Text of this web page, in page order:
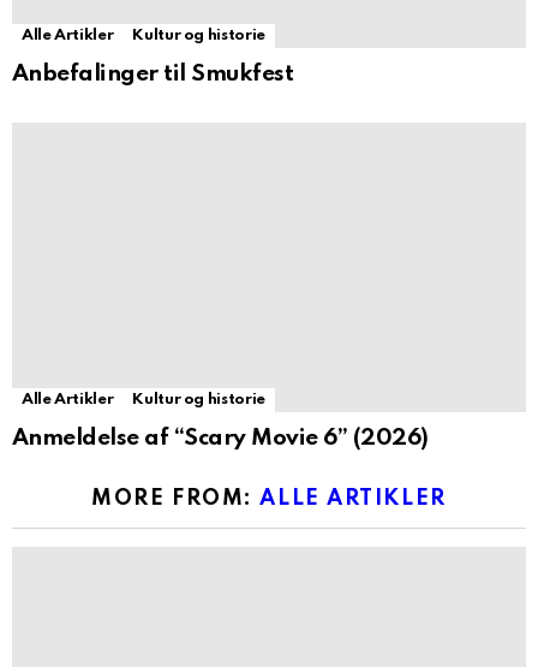
Alle Artikler Kultur og historie
Anbefalinger til Smukfest
Alle Artikler Kultur og historie
Anmeldelse af “Scary Movie 6” (2026)
MORE FROM:ALLE ARTIKLER